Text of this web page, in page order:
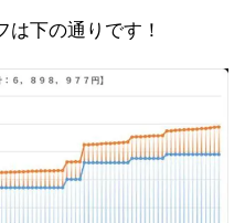
は下の通りです！